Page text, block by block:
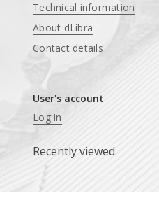
Technical information
About dLibra
Contact details
User's account
Log in
Recently viewed